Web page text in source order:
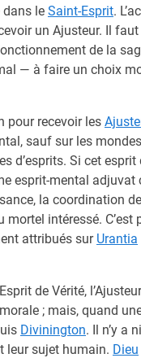
dans le Saint-Esprit.
un Ajusteur. Il
de la
— à faire un choix
pour recevoir les
sauf sur les mondes
Si cet esprit
esprit-mental
la coordination
intéressé.
attribués sur Urantia
de Vérité,
; mais, quand
Divinington. Il n’y a
leur sujet humain. Dieu